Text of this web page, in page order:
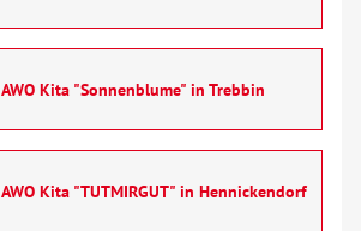
AWO Kita "Sonnenblume" in Trebbin
AWO Kita "TUTMIRGUT" in Hennickendorf